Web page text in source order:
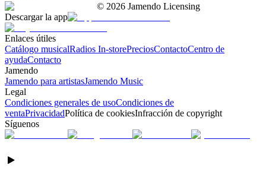
© 2026 Jamendo Licensing
Descargar la app
Enlaces útiles
Catálogo musicalRadios In-storePreciosContactoCentro de
ayudaContacto
Jamendo
Jamendo para artistasJamendo Music
Legal
Condiciones generales de usoCondiciones de
ventaPrivacidadPolítica de cookiesInfracción de copyright
Síguenos